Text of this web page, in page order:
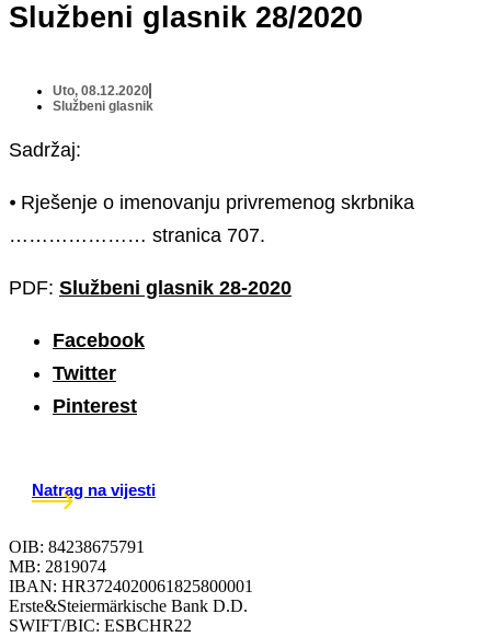
Službeni glasnik 28/2020
Uto, 08.12.2020
Službeni glasnik
Sadržaj:
⦁ Rješenje o imenovanju privremenog skrbnika
………………… stranica 707.
PDF: Službeni glasnik 28-2020
Facebook
Twitter
Pinterest
Natrag na vijesti
OIB: 84238675791
MB: 2819074
IBAN: HR3724020061825800001
Erste&Steiermärkische Bank D.D.
SWIFT/BIC: ESBCHR22